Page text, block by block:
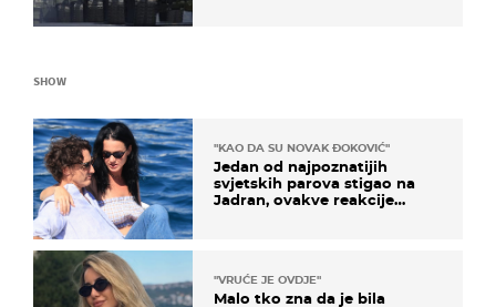
SHOW
"KAO DA SU NOVAK ĐOKOVIĆ"
Jedan od najpoznatijih
svjetskih parova stigao na
Jadran, ovakve reakcije
"VRUĆE JE OVDJE"
Malo tko zna da je bila